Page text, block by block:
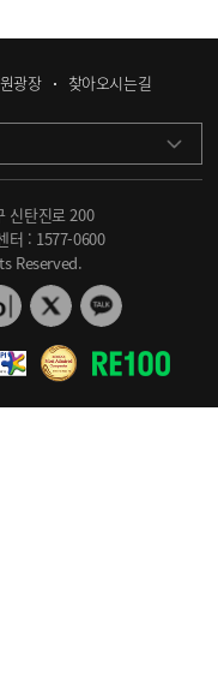
광장 찾아오시는길
신탄진로 200
터 : 1577-0600
Reserved.